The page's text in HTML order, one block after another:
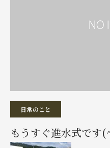
日常のこと
もうすぐ進水式です